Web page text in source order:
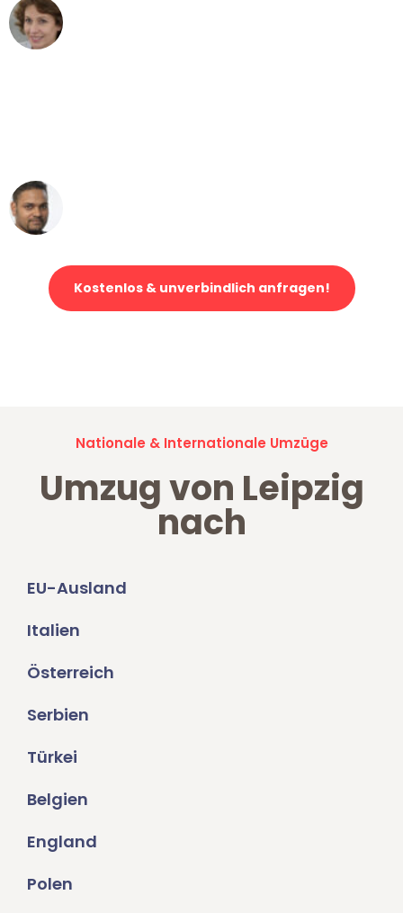
Kostenlos & unverbindlich anfragen!
Nationale & Internationale Umzüge
Umzug von Leipzig
nach
EU-Ausland
Italien
Österreich
Serbien
Türkei
Belgien
England
Polen